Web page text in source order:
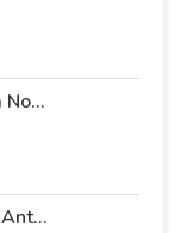
Modernes Wohnen im Nova 2 – Ihre neue Wohnung wartet!
Villen zum Verkauf in Antalya im Antalya Peak Compound